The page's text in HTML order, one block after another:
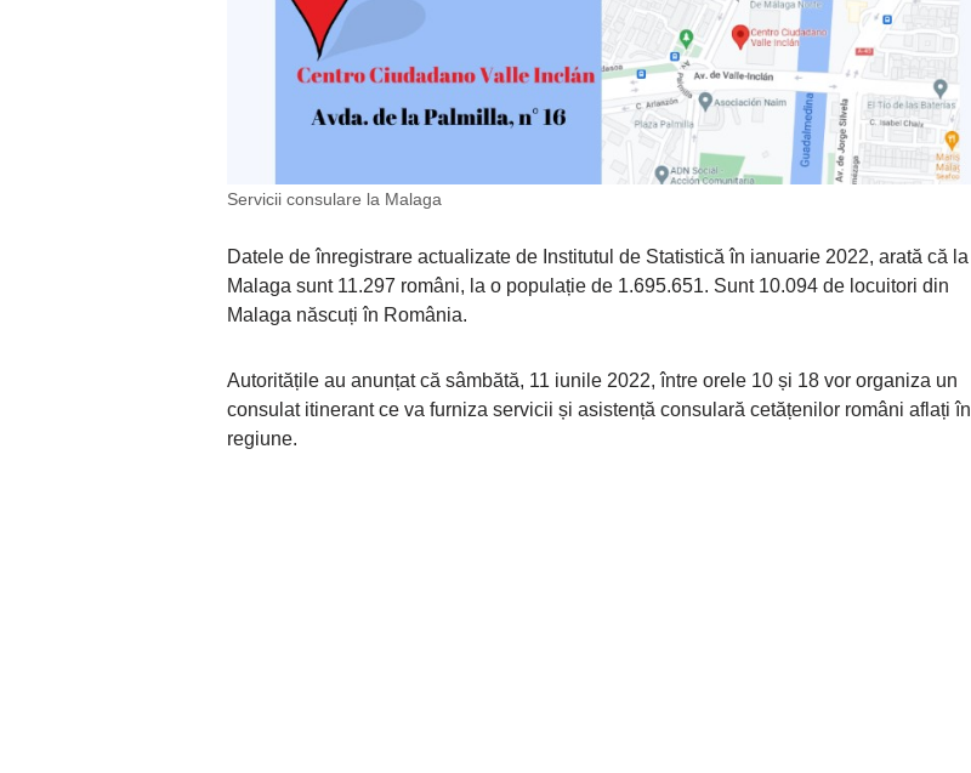
Servicii consulare la Malaga
Datele de înregistrare actualizate de Institutul de Statistică în ianuarie 2022, arată că la
Malaga sunt 11.297 români, la o populație de 1.695.651. Sunt 10.094 de locuitori din
Malaga născuți în România.
Autoritățile au anunțat că sâmbătă, 11 iunile 2022, între orele 10 și 18 vor organiza un
consulat itinerant ce va furniza servicii și asistență consulară cetățenilor români aflați în
regiune.